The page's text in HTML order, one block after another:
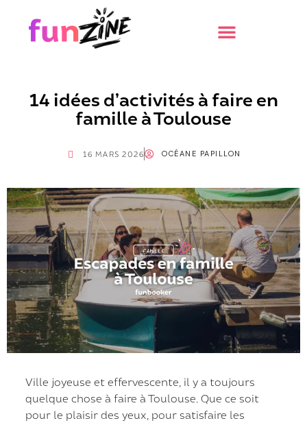
14 idées d’activités à faire en
famille à Toulouse
16 MARS 2026 OCÉANE PAPILLON
Ville joyeuse et effervescente, il y a toujours
quelque chose à faire à Toulouse. Que ce soit
pour le plaisir des yeux, pour satisfaire les